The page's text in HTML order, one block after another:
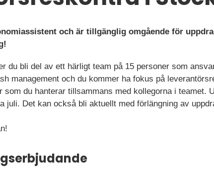
och är tillgänglig omgående för
du bli del av ett härligt team på 15 personer som
management och du kommer ha fokus på
som du hanterar tillsammans med kollegorna i teamet.
juli. Det kan också bli aktuellt med förlängning av